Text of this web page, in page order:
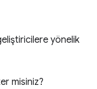
yönelik
misiniz?